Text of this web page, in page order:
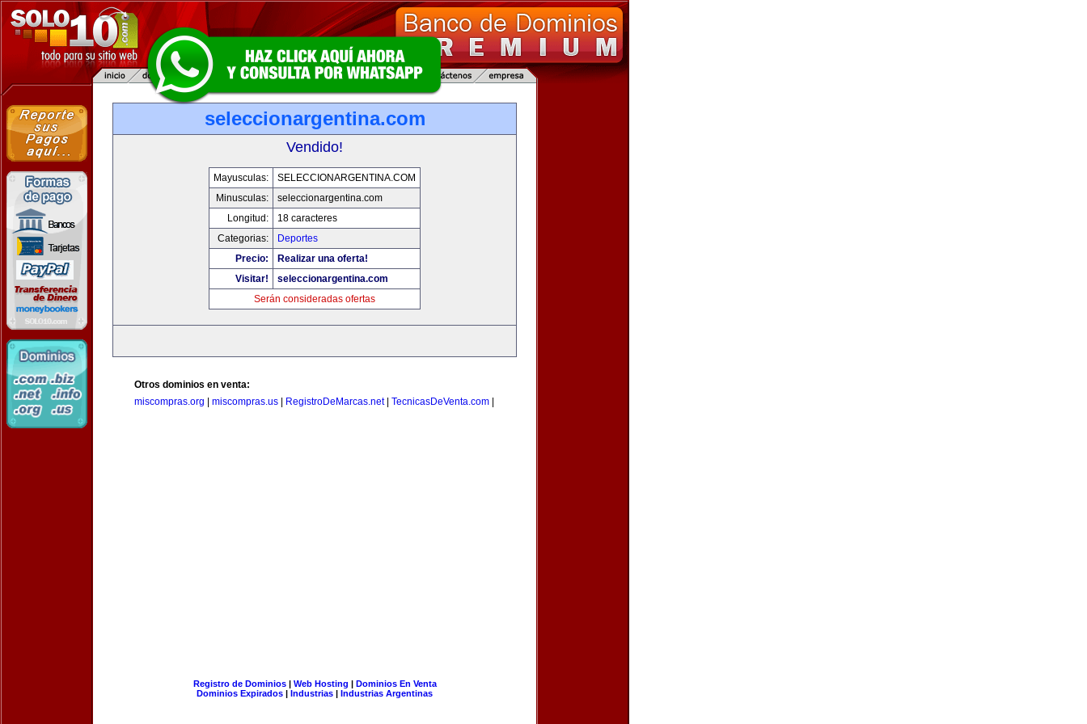
seleccionargentina.com
Vendido!
Mayusculas:
SELECCIONARGENTINA.COM
Minusculas:
seleccionargentina.com
Longitud:
18 caracteres
Categorias:
Deportes
Precio:
Realizar una oferta!
Visitar!
seleccionargentina.com
Serán consideradas ofertas
Otros dominios en venta:
miscompras.org
miscompras.us RegistroDeMarcas.net| TecnicasDeVenta.com
Registro de Dominios| Web Hosting | Dominios En Venta
Dominios Expirados | Industrias | Industrias Argentinas